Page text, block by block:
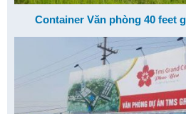
Container Văn phòng 40 feet